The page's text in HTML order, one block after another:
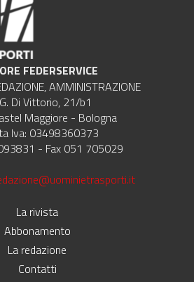
FEDERSERVICE
AMMINISTRAZIONE
Di Vittorio, 21/b1
Maggiore - Bologna
Iva: 03498360373
- Fax 051 705029
La rivista
Abbonamento
La redazione
Contatti